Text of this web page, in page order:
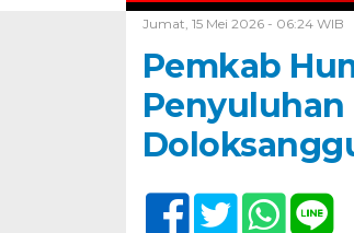
Jumat, 15 Mei 2026 - 06:24 WIB
Pemkab
Penyuluhan